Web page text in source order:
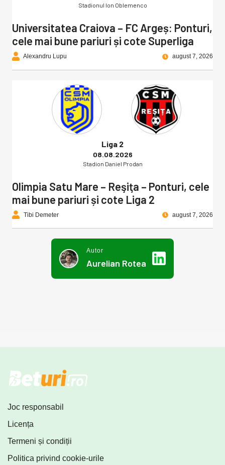
Stadionul Ion Oblemenco
Universitatea Craiova – FC Argeș: Ponturi,
cele mai bune pariuri și cote Superliga
Alexandru Lupu august 7, 2026
Liga 2
08.08.2026
Stadion Daniel Prodan
Olimpia Satu Mare – Reşiţa – Ponturi, cele
mai bune pariuri și cote Liga 2
Tibi Demeter august 7, 2026
Autor
Aurelian Rotea
Joc responsabil
Licența
Termeni și condiții
Politica privind cookie-urile